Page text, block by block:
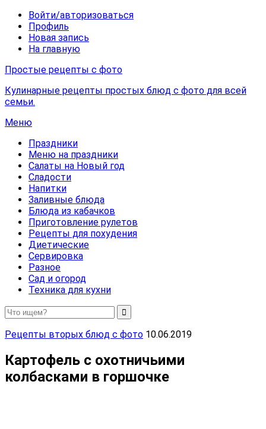
Войти/авторизоваться
Профиль
Новая запись
На главную
Простые рецепты с фото
Кулинарные рецепты простых блюд с фото для всей
семьи.
Меню
Праздники
Меню на праздники
Салаты на Новый год
Сладости
Напитки
Заливные блюда
Блюда из кабачков
Приготовление рулетов
Рецепты для похудения
Диетические
Сервировка
Разное
Сад и огород
Техника для кухни
Рецепты вторых блюд с фото 10.06.2019
Картофель с охотничьими
колбасками в горшочке